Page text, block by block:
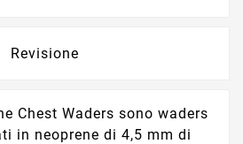
Revisione
Chest Waders sono waders
in neoprene di 4,5 mm di